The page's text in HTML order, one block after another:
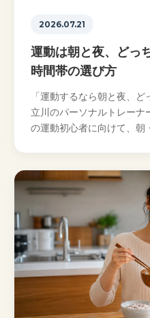
2026.07.21
運動は朝と夜、どっ
時間帯の選び方
「運動するなら朝と夜、
立川のパーソナルトレーナ
の運動初心者に向けて、朝